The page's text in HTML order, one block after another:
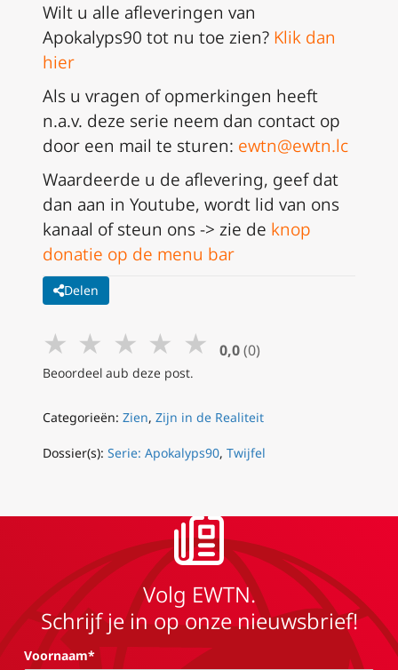
Wilt u alle afleveringen van
Apokalyps90 tot nu toe zien? Klik dan
hier
Als u vragen of opmerkingen heeft
n.a.v. deze serie neem dan contact op
door een mail te sturen: ewtn@ewtn.lc
Waardeerde u de aflevering, geef dat
dan aan in Youtube, wordt lid van ons
kanaal of steun ons -> zie de knop
donatie op de menu bar
Delen
★ ★ ★ ★ ★ 0,0 (0)
Beoordeel aub deze post.
Categorieën: Zien, Zijn in de Realiteit
Dossier(s): Serie: Apokalyps90, Twijfel
Volg EWTN.
Schrijf je in op onze nieuwsbrief!
Voornaam*